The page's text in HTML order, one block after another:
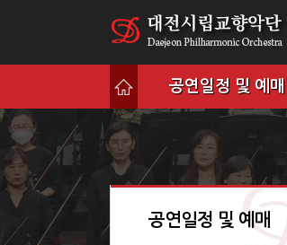
공연일정 및 예매
공연일정 및 예매